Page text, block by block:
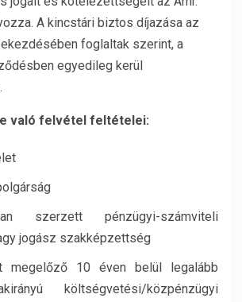
A kincstári biztos díjazása az
foglaltak szerint, a
egyedileg kerül
való felvétel feltételei:
szerzett pénzügyi-számviteli
jogász szakképzettség
megelőző 10 éven belül legalább
költségvetési/közpénzügyi